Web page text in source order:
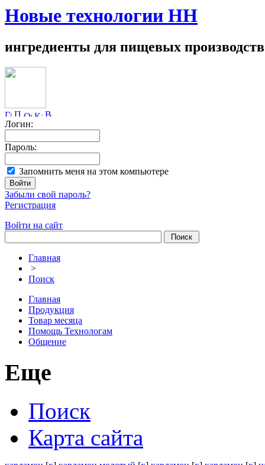
Новые технологии НН
ингредиенты для пищевых производств
Логин:
Пароль:
Запомнить меня на этом компьютере
Забыли свой пароль?
Регистрация
Войти на сайт
Главная
>
Поиск
Главная
Продукция
Товар месяца
Помощь Технологам
Общение
Еще
Поиск
Карта сайта